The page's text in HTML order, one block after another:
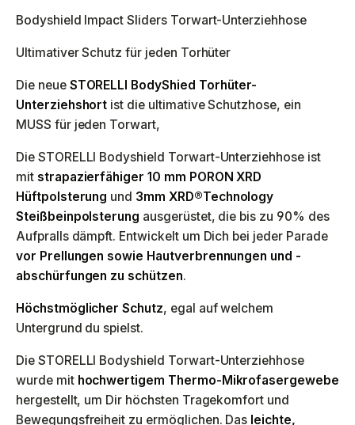
Bodyshield Impact Sliders Torwart-Unterziehhose
Ultimativer Schutz für jeden Torhüter
Die neue STORELLI BodyShied Torhüter-
Unterziehshort ist die ultimative Schutzhose, ein
MUSS für jeden Torwart,
Die STORELLI Bodyshield Torwart-Unterziehhose ist
mit strapazierfähiger 10 mm PORON XRD
Hüftpolsterung und 3mm XRD®Technology
Steißbeinpolsterung ausgerüstet, die bis zu 90% des
Aufpralls dämpft. Entwickelt um Dich bei jeder Parade
vor Prellungen sowie Hautverbrennungen und -
abschürfungen zu schützen.
Höchstmöglicher Schutz, egal auf welchem
Untergrund du spielst.
Die STORELLI Bodyshield Torwart-Unterziehhose
wurde mit hochwertigem Thermo-Mikrofasergewebe
hergestellt, um Dir höchsten Tragekomfort und
Bewegungsfreiheit zu ermöglichen. Das leichte,